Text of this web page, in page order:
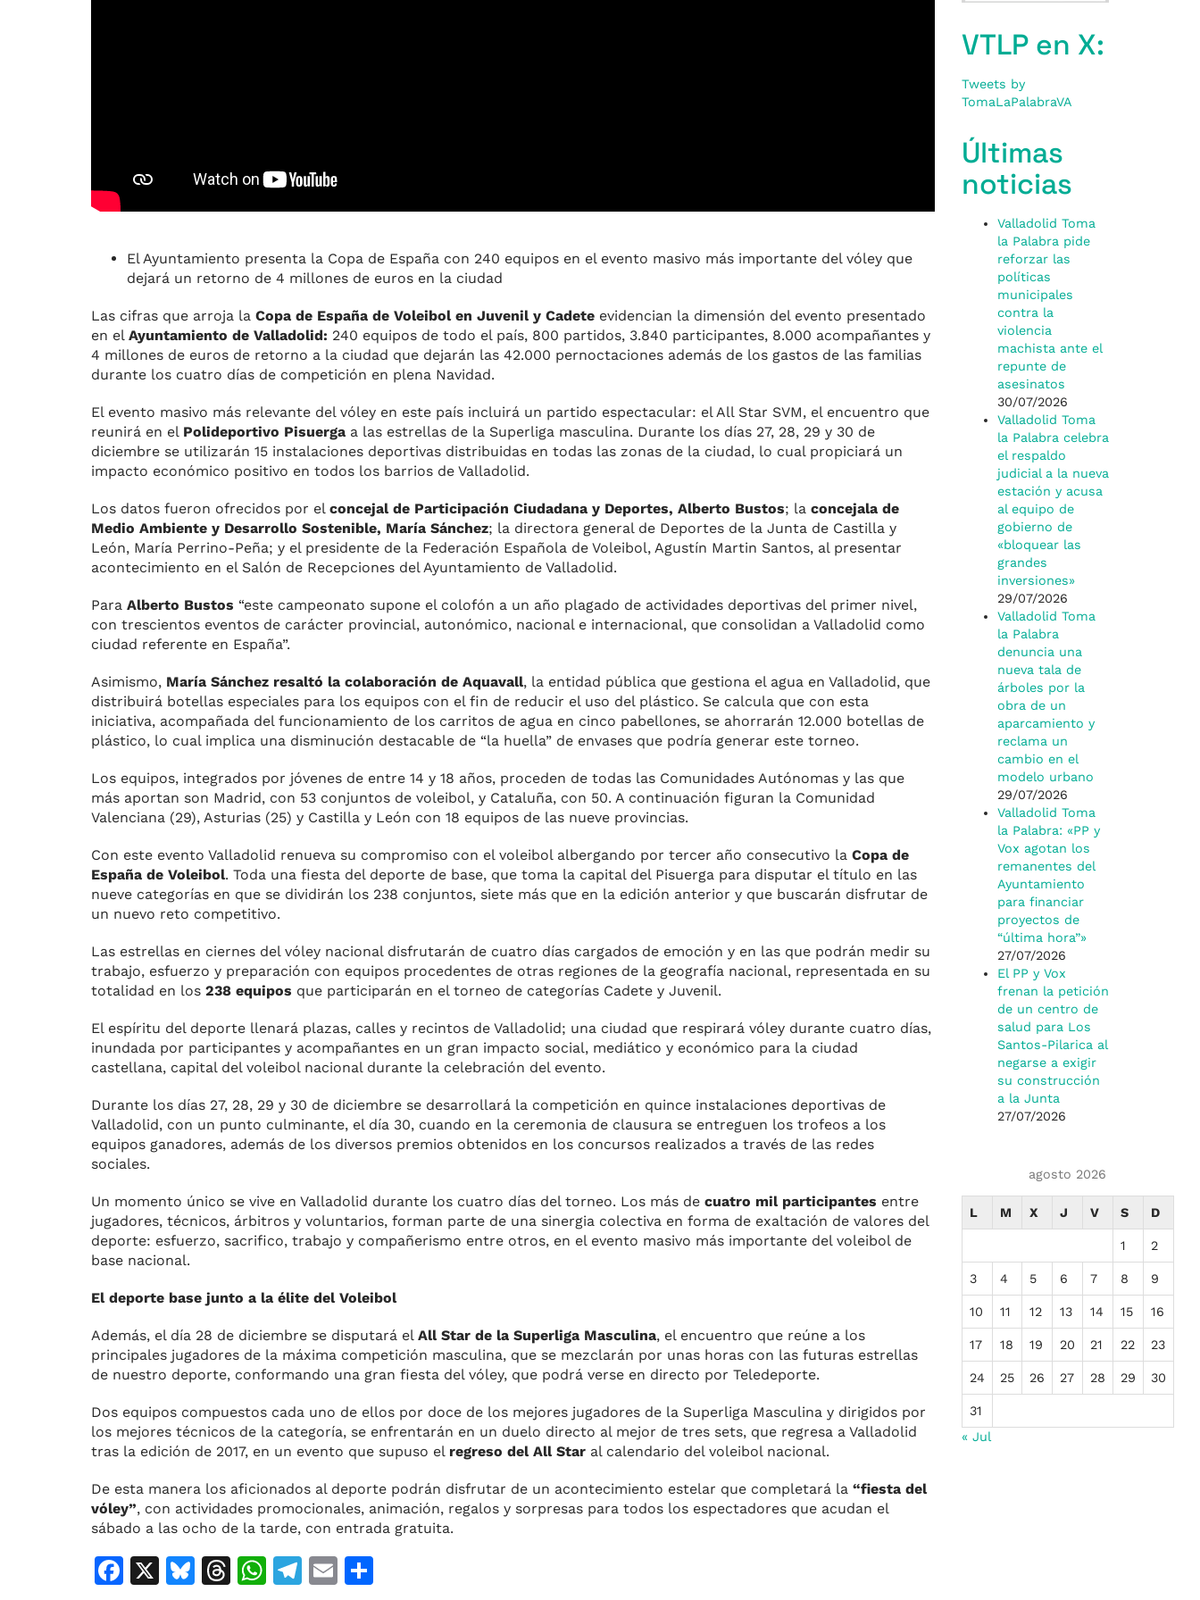
El Ayuntamiento presenta la Copa de España con 240 equipos en el evento masivo más importante del vóley que
dejará un retorno de 4 millones de euros en la ciudad
Las cifras que arroja la Copa de España de Voleibol en Juvenil y Cadete evidencian la dimensión del evento presentado
en el Ayuntamiento de Valladolid: 240 equipos de todo el país, 800 partidos, 3.840 participantes, 8.000 acompañantes y
4 millones de euros de retorno a la ciudad que dejarán las 42.000 pernoctaciones además de los gastos de las familias
durante los cuatro días de competición en plena Navidad.
El evento masivo más relevante del vóley en este país incluirá un partido espectacular: el All Star SVM, el encuentro que
reunirá en el Polideportivo Pisuerga a las estrellas de la Superliga masculina. Durante los días 27, 28, 29 y 30 de
diciembre se utilizarán 15 instalaciones deportivas distribuidas en todas las zonas de la ciudad, lo cual propiciará un
impacto económico positivo en todos los barrios de Valladolid.
Los datos fueron ofrecidos por el concejal de Participación Ciudadana y Deportes, Alberto Bustos; la concejala de
Medio Ambiente y Desarrollo Sostenible, María Sánchez; la directora general de Deportes de la Junta de Castilla y
León, María Perrino-Peña; y el presidente de la Federación Española de Voleibol, Agustín Martin Santos, al presentar
acontecimiento en el Salón de Recepciones del Ayuntamiento de Valladolid.
Para Alberto Bustos “este campeonato supone el colofón a un año plagado de actividades deportivas del primer nivel,
con trescientos eventos de carácter provincial, autonómico, nacional e internacional, que consolidan a Valladolid como
ciudad referente en España”.
Asimismo, María Sánchez resaltó la colaboración de Aquavall, la entidad pública que gestiona el agua en Valladolid, que
distribuirá botellas especiales para los equipos con el fin de reducir el uso del plástico. Se calcula que con esta
iniciativa, acompañada del funcionamiento de los carritos de agua en cinco pabellones, se ahorrarán 12.000 botellas de
plástico, lo cual implica una disminución destacable de “la huella” de envases que podría generar este torneo.
Los equipos, integrados por jóvenes de entre 14 y 18 años, proceden de todas las Comunidades Autónomas y las que
más aportan son Madrid, con 53 conjuntos de voleibol, y Cataluña, con 50. A continuación figuran la Comunidad
Valenciana (29), Asturias (25) y Castilla y León con 18 equipos de las nueve provincias.
Con este evento Valladolid renueva su compromiso con el voleibol albergando por tercer año consecutivo la Copa de
España de Voleibol. Toda una fiesta del deporte de base, que toma la capital del Pisuerga para disputar el título en las
nueve categorías en que se dividirán los 238 conjuntos, siete más que en la edición anterior y que buscarán disfrutar de
un nuevo reto competitivo.
Las estrellas en ciernes del vóley nacional disfrutarán de cuatro días cargados de emoción y en las que podrán medir su
trabajo, esfuerzo y preparación con equipos procedentes de otras regiones de la geografía nacional, representada en su
totalidad en los 238 equipos que participarán en el torneo de categorías Cadete y Juvenil.
El espíritu del deporte llenará plazas, calles y recintos de Valladolid; una ciudad que respirará vóley durante cuatro días,
inundada por participantes y acompañantes en un gran impacto social, mediático y económico para la ciudad
castellana, capital del voleibol nacional durante la celebración del evento.
Durante los días 27, 28, 29 y 30 de diciembre se desarrollará la competición en quince instalaciones deportivas de
Valladolid, con un punto culminante, el día 30, cuando en la ceremonia de clausura se entreguen los trofeos a los
equipos ganadores, además de los diversos premios obtenidos en los concursos realizados a través de las redes
sociales.
Un momento único se vive en Valladolid durante los cuatro días del torneo. Los más de cuatro mil participantes entre
jugadores, técnicos, árbitros y voluntarios, forman parte de una sinergia colectiva en forma de exaltación de valores del
deporte: esfuerzo, sacrifico, trabajo y compañerismo entre otros, en el evento masivo más importante del voleibol de
base nacional.
El deporte base junto a la élite del Voleibol
Además, el día 28 de diciembre se disputará el All Star de la Superliga Masculina, el encuentro que reúne a los
principales jugadores de la máxima competición masculina, que se mezclarán por unas horas con las futuras estrellas
de nuestro deporte, conformando una gran fiesta del vóley, que podrá verse en directo por Teledeporte.
Dos equipos compuestos cada uno de ellos por doce de los mejores jugadores de la Superliga Masculina y dirigidos por
los mejores técnicos de la categoría, se enfrentarán en un duelo directo al mejor de tres sets, que regresa a Valladolid
tras la edición de 2017, en un evento que supuso el regreso del All Star al calendario del voleibol nacional.
De esta manera los aficionados al deporte podrán disfrutar de un acontecimiento estelar que completará la “fiesta del
vóley”, con actividades promocionales, animación, regalos y sorpresas para todos los espectadores que acudan el
sábado a las ocho de la tarde, con entrada gratuita.
F
X
Bl T
W T
E
VTLP en X:
Tweets by
TomaLaPalabraVA
Últimas
noticias
Valladolid Toma
la Palabra pide
reforzar las
políticas
municipales
contra la
violencia
machista ante el
repunte de
asesinatos
30/07/2026
Valladolid Toma
la Palabra celebra
el respaldo
judicial a la nueva
estación y acusa
al equipo de
gobierno de
«bloquear las
grandes
inversiones»
29/07/2026
Valladolid Toma
la Palabra
denuncia una
nueva tala de
árboles por la
obra de un
aparcamiento y
reclama un
cambio en el
modelo urbano
29/07/2026
Valladolid Toma
la Palabra: «PP y
Vox agotan los
remanentes del
Ayuntamiento
para financiar
proyectos de
“última hora”»
27/07/2026
El PP y Vox
frenan la petición
de un centro de
salud para Los
Santos-Pilarica al
negarse a exigir
su construcción
a la Junta
27/07/2026
agosto 2026
L M X J V S D
1 2
3 4 5 6 7 8 9
10 11 12 13 14 15 16
17 18 19 20 21 22 23
24 25 26 27 28 29 30
31
« Jul